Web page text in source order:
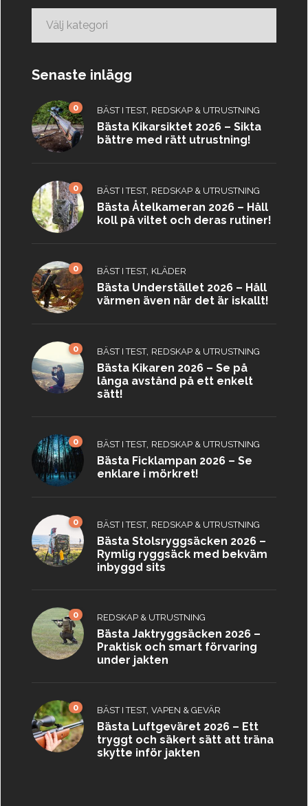
Senaste inlägg
0 BÄST I TEST, REDSKAP & UTRUSTNING
Bästa Kikarsiktet 2026 – Sikta
bättre med rätt utrustning!
0 BÄST I TEST, REDSKAP & UTRUSTNING
Bästa Åtelkameran 2026 – Håll
koll på viltet och deras rutiner!
0 BÄST I TEST, KLÄDER
Bästa Understället 2026 – Håll
värmen även när det är iskallt!
0 BÄST I TEST, REDSKAP & UTRUSTNING
Bästa Kikaren 2026 – Se på
långa avstånd på ett enkelt
sätt!
0 BÄST I TEST, REDSKAP & UTRUSTNING
Bästa Ficklampan 2026 – Se
enklare i mörkret!
0 BÄST I TEST, REDSKAP & UTRUSTNING
Bästa Stolsryggsäcken 2026 –
Rymlig ryggsäck med bekväm
inbyggd sits
0 REDSKAP & UTRUSTNING
Bästa Jaktryggsäcken 2026 –
Praktisk och smart förvaring
under jakten
0 BÄST I TEST, VAPEN & GEVÄR
Bästa Luftgeväret 2026 – Ett
tryggt och säkert sätt att träna
skytte inför jakten